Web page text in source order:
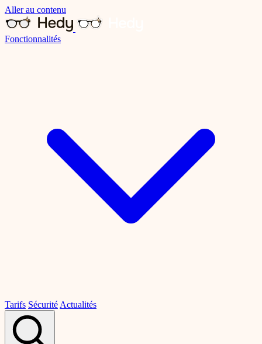
Aller au contenu
Fonctionnalités
Tarifs Sécurité Actualités